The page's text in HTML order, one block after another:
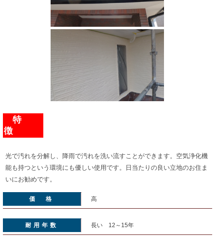
特
徴
光で汚れを分解し、降雨で汚れを洗い流すことができます。空気浄化機
能も持つという環境にも優しい使用です。日当たりの良い立地のお住ま
いにお勧めです。
価 格 高
耐用年数 長い 12～15年